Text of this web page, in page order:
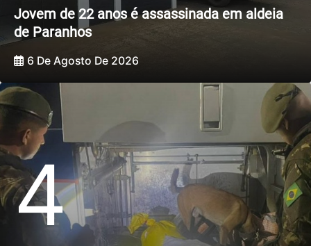
Jovem de 22 anos é assassinada em aldeia
de Paranhos
6 De Agosto De 2026
4